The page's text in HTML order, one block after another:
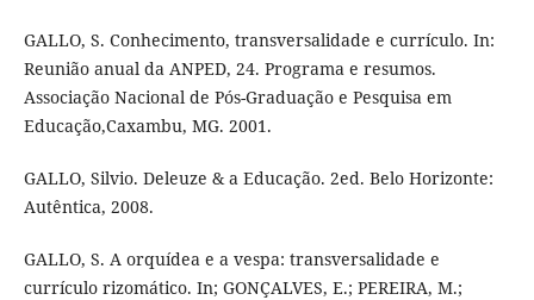
GALLO, S. Conhecimento, transversalidade e currículo. In:
Reunião anual da ANPED, 24. Programa e resumos.
Associação Nacional de Pós-Graduação e Pesquisa em
Educação,Caxambu, MG. 2001.
GALLO, Silvio. Deleuze & a Educação. 2ed. Belo Horizonte:
Autêntica, 2008.
GALLO, S. A orquídea e a vespa: transversalidade e
currículo rizomático. In; GONÇALVES, E.; PEREIRA, M.;